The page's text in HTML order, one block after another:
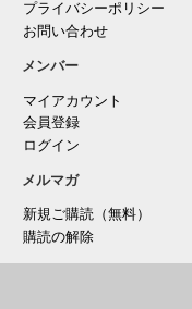
プライバシーポリシー
お問い合わせ
メンバー
マイアカウント
会員登録
ログイン
メルマガ
新規ご購読（無料）
購読の解除